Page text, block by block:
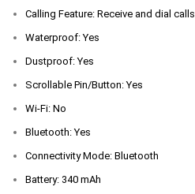
Calling Feature: Receive and dial calls
Waterproof: Yes
Dustproof: Yes
Scrollable Pin/Button: Yes
Wi-Fi: No
Bluetooth: Yes
Connectivity Mode: Bluetooth
Battery: 340 mAh